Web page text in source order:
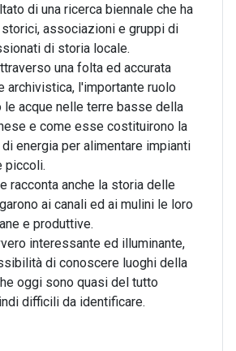
di una ricerca biennale che ha
associazioni e gruppi di
di storia locale.
una folta ed accurata
archivistica, l'importante ruolo
le acque nelle terre basse della
e come esse costituirono la
energia per alimentare impianti
piccoli.
racconta anche la storia delle
ai canali ed ai mulini le loro
e produttive.
interessante ed illuminante,
di conoscere luoghi della
oggi sono quasi del tutto
difficili da identificare.